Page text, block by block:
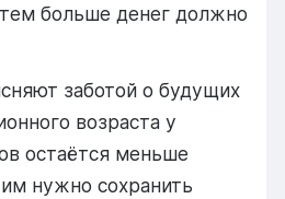
больше денег должно
заботой о будущих
возраста у
остаётся меньше
нужно сохранить